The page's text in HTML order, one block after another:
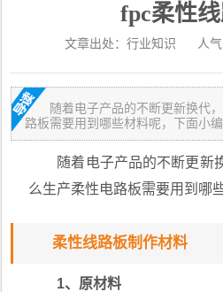
fpc柔性
文章出处：行业知识 人气
随着电子产品的不断更新换代
路板需要用到哪些材料呢，下面小编
随着电子产品的不断更新换
么生产柔性电路板需要用到哪
柔性线路板制作材料
1、原材料